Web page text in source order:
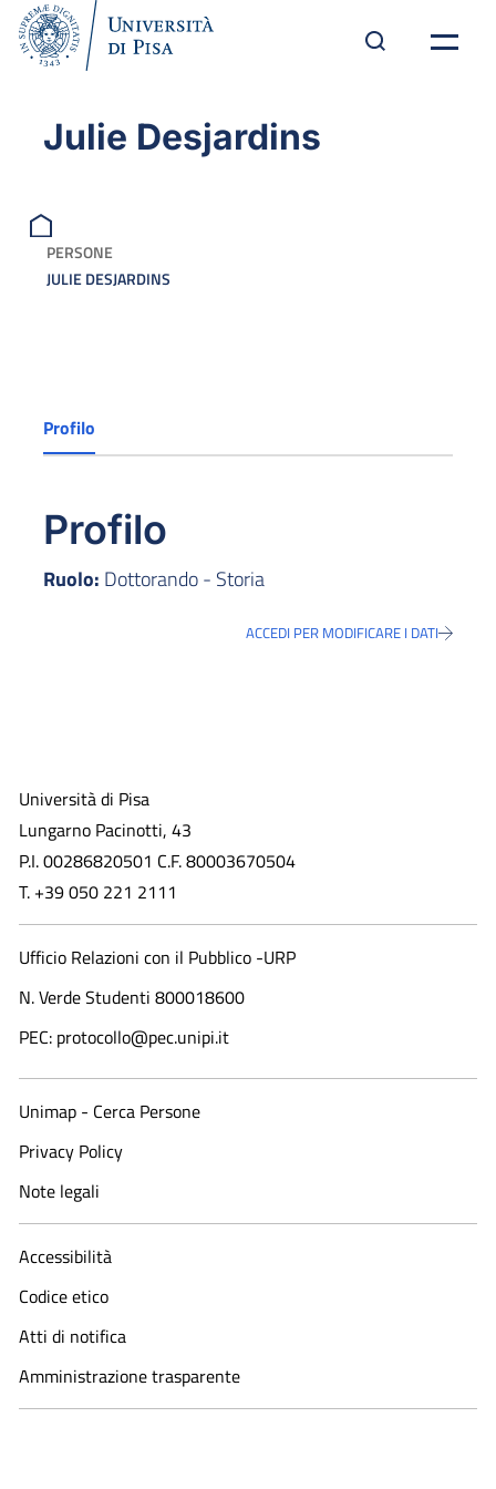
Julie Desjardins
PERSONE
JULIE DESJARDINS
Profilo
Profilo
Ruolo: Dottorando - Storia
ACCEDI PER MODIFICARE I DATI
Università di Pisa
Lungarno Pacinotti, 43
P.I. 00286820501 C.F. 80003670504
T. +39 050 221 2111
Ufficio Relazioni con il Pubblico -URP
N. Verde Studenti 800018600​
PEC: protocollo@pec.unipi.it
Unimap - Cerca Persone
Privacy Policy
Note legali
Accessibilità
Codice etico
Atti di notifica
Amministrazione trasparente